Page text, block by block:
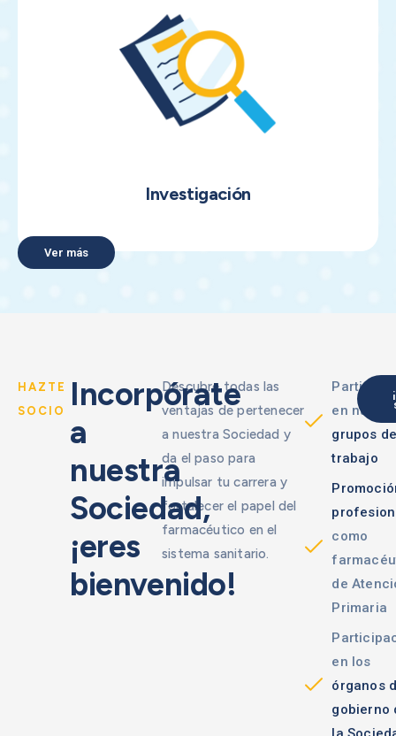
Investigación
Ver más
HAZTE
SOCIO
Incorpórate
a
nuestra
Sociedad,
¡eres
bienvenido!
Descubre todas las
ventajas de pertenecer
a nuestra Sociedad y
da el paso para
impulsar tu carrera y
fortalecer el papel del
farmacéutico en el
sistema sanitario.
en
grupos
trabajo
como
de
Primaria
en los
órganos
gobierno